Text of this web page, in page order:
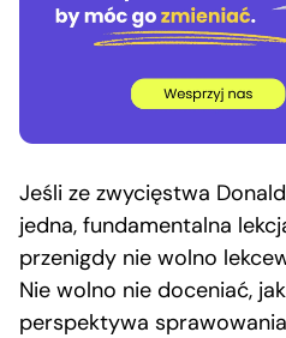
Jeśli ze zwycięstwa
jedna, fundamentalna
przenigdy nie wolno
Nie wolno nie doceniać,
perspektywa sprawowania